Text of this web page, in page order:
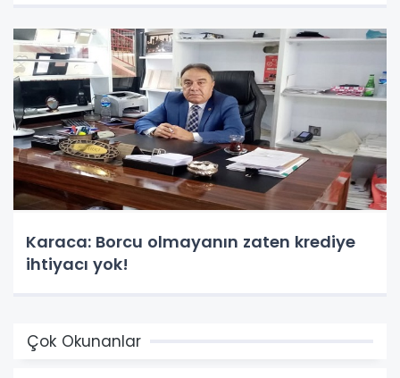
Karaca: Borcu olmayanın zaten krediye
ihtiyacı yok!
Çok Okunanlar